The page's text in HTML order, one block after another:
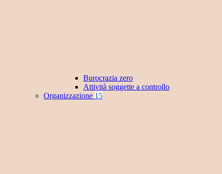
Burocrazia zero
Attività soggette a controllo
Organizzazione 15